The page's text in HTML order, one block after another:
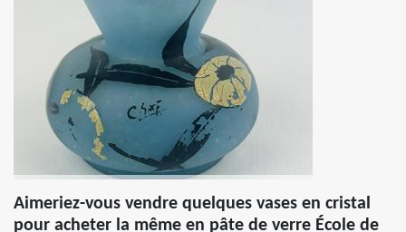
Aimeriez-vous vendre quelques vases en cristal
pour acheter la même en pâte de verre École de